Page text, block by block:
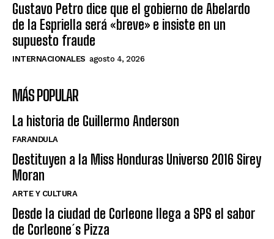
Gustavo Petro dice que el gobierno de Abelardo
de la Espriella será «breve» e insiste en un
supuesto fraude
INTERNACIONALES agosto 4, 2026
MÁS POPULAR
La historia de Guillermo Anderson
FARANDULA
Destituyen a la Miss Honduras Universo 2016 Sirey
Moran
ARTE Y CULTURA
Desde la ciudad de Corleone llega a SPS el sabor
de Corleone´s Pizza